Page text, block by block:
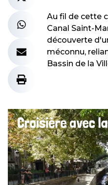
Au fil de cette
Canal Saint-
découverte
méconnu,
Bassin de la